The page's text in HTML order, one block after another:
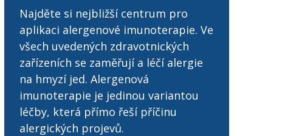
Najděte si nejbližší centrum pro
aplikaci alergenové imunoterapie. Ve
všech uvedených zdravotnických
zařízeních se zaměřují a léčí alergie
na hmyzí jed. Alergenová
imunoterapie je jedinou variantou
léčby, která přímo řeší příčinu
alergických projevů.